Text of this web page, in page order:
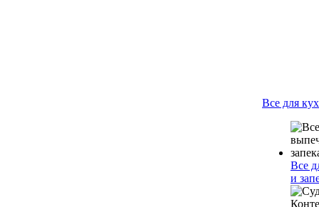
Все для
Все
и